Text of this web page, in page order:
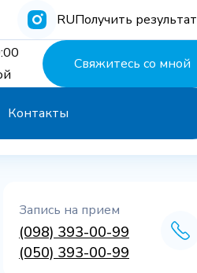
RUПолучить результат
Свяжитесь со мной
Контакты
Запись на прием
(098) 393-00-99
(050) 393-00-99